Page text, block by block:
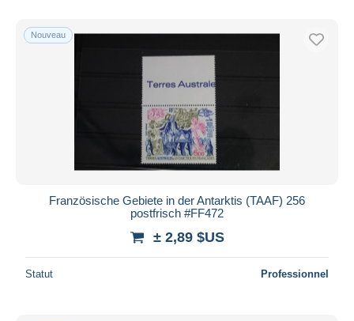
Uniquement en réduction
Livraison gratuite
Méthodes de paiement
Virement bancaire
Mastercard
iDeal
Nouveau
Französische Gebiete in der Antarktis (TAAF) 256
postfrisch #FF472
± 2,89 $US
Statut Professionnel